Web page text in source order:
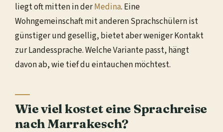
liegt oft mitten in derMedina. Eine
Wohngemeinschaft mit anderen Sprachschülern ist
günstiger und gesellig, bietet aber weniger Kontakt
zur Landessprache. Welche Variante passt, hängt
davon ab, wie tief du eintauchen möchtest.
Wie viel kostet eine Sprachreise
nach Marrakesch?